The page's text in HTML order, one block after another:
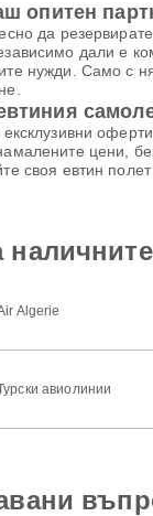
опитен
да
дали е
нужди. Само с
цени,
своя евтин
Algerie
авиолинии